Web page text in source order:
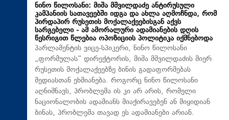
ნინო წილოსანი: მიშა მშვილდაძე ანტირუსული
კამპანიის სათავეებში იდგა და ახლა აღმოჩნდა, რომ
პირდაპირ რუსეთის მოქალაქეებისგან აქვს
სარგებელი - ამ ამორალური ადამიანების დღის
წესრიგით წლებია ოპოზიციის პოლიტიკა იქმნებოდა
პარლამენტის ვიცე-სპიკერი, ნინო წილოსანი
„ფორმულას“ დირექტორის, მიშა მშვილდაძის მიერ
რუსეთის მოქალაქეებზე ბინის გადაფორმებას
მედიასთან ეხმიანება. როგორც ნინო წილოსანი
აღნიშნავს, პრობლემა ის კი არ არის, რომელი
ნაციონალობის ადამიანს მიაქირავებენ ან მიყიდიან
ბინას, პრობლემა თავად ეს ადამიანები არიან.